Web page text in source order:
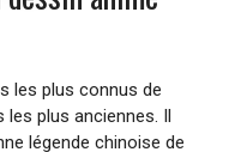
les plus connus de
les plus anciennes. Il
légende chinoise de